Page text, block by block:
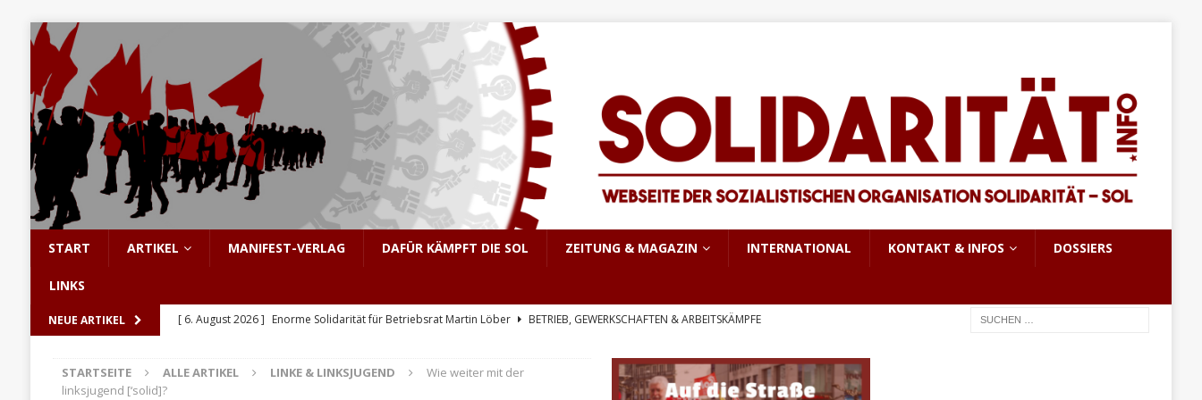
START ARTIKEL MANIFEST-VERLAG DAFÜR KÄMPFT DIE SOL ZEITUNG & MAGAZIN INTERNATIONAL KONTAKT & INFOS DOSSIERS
LINKS
NEUE ARTIKEL [ 6. August 2026 ] Enorme Solidarität für Betriebsrat Martin Löber
BETRIEB, GEWERKSCHAFTEN & ARBEITSKÄMPFE
[ 5. August 2026 ]
Sozialismus: Keine Utopie, sondern Notwendigkeit
THEORIE & GESCHICHTE
STARTSEITE ALLE ARTIKEL LINKE & LINKSJUGEND
Wie weiter mit der
linksjugend [‘solid]?